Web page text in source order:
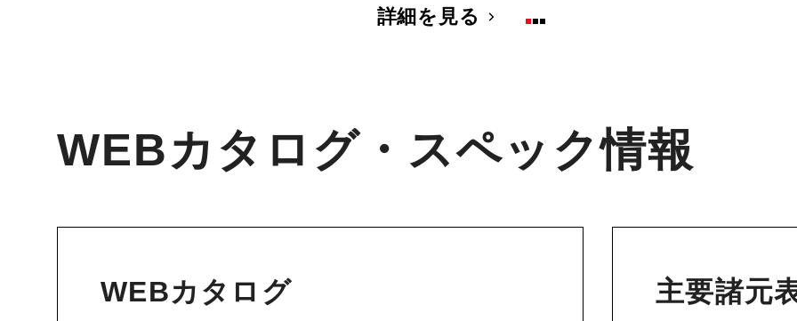
詳細を見る
WEBカタログ・スペック情報
WEBカタログ 主要諸元